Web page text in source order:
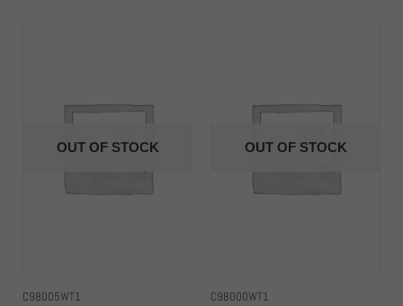
OUT OF STOCK
C98005WT1
OUT OF STOCK
C98000WT1